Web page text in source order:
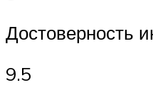
Достоверность
9.5